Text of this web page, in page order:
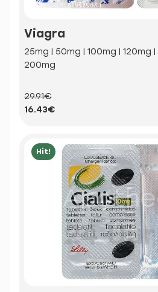
Viagra
25mg | 50mg | 100mg | 120mg |
200mg
29.91€
16.43€
Hit!